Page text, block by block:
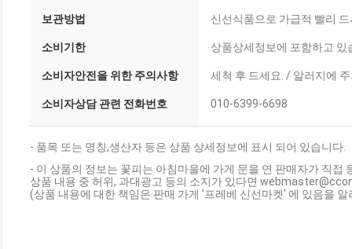
보관방법 신선식품으로 가급적 빨리
소비기한 상품상세정보에 포함하고 있
소비자안전을 위한 주의사항 세척 후 드세요. / 알러지에
소비자상담 관련 전화번호 010-6399-6698
- 품목 또는 명칭,생산자 등은 상품 상세정보에 표시 되어 있습니다.
- 이 상품의 정보는 꽃피는 아침마을에 가게 문을 연 판매자가 직접
상품 내용 중 허위, 과대광고 등의 소지가 있다면
(상품 내용에 대한 책임은 판매 가게 '프레베 신선마켓' 에 있음을 알